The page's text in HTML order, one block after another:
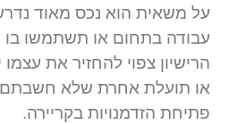
על משאית הוא נכס מאוד
עבודה בתחום או תשתמשו בו
הרישיון צפוי להחזיר את
או תועלת אחרת שלא חשבתם
פתיחת הזדמנויות בקריירה.